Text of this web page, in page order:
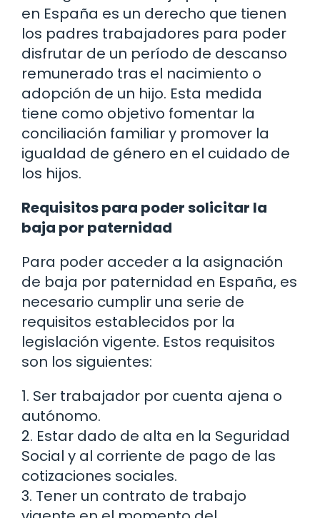
en España es un derecho que tienen
los padres trabajadores para poder
disfrutar de un período de descanso
remunerado tras el nacimiento o
adopción de un hijo. Esta medida
tiene como objetivo fomentar la
conciliación familiar y promover la
igualdad de género en el cuidado de
los hijos.
Requisitos para poder solicitar la
baja por paternidad
Para poder acceder a la asignación
de baja por paternidad en España, es
necesario cumplir una serie de
requisitos establecidos por la
legislación vigente. Estos requisitos
son los siguientes:
1. Ser trabajador por cuenta ajena o
autónomo.
2. Estar dado de alta en la Seguridad
Social y al corriente de pago de las
cotizaciones sociales.
3. Tener un contrato de trabajo